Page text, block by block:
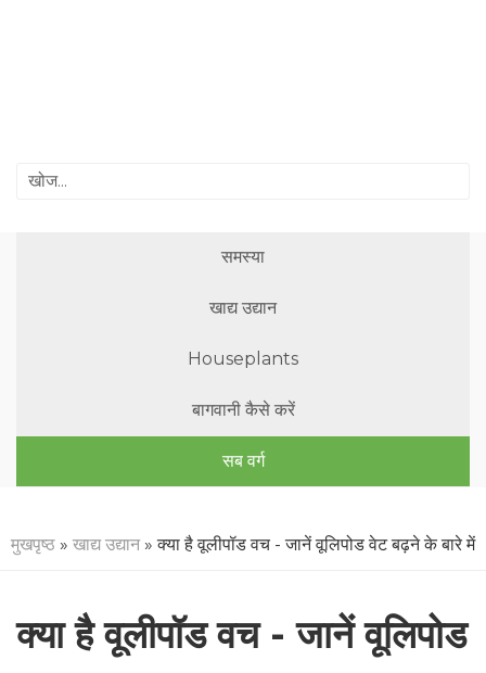
समस्या
खाद्य उद्यान
Houseplants
बागवानी कैसे करें
सब वर्ग
मुखपृष्ठ » खाद्य उद्यान » क्या है वूलीपॉड वच - जानें वूलिपोड वेट बढ़ने के बारे में
क्या है वूलीपॉड वच - जानें वूलिपोड